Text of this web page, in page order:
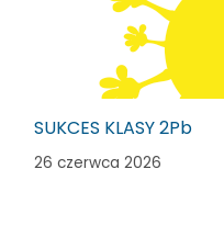
SUKCES KLASY 2Pb
26 czerwca 2026